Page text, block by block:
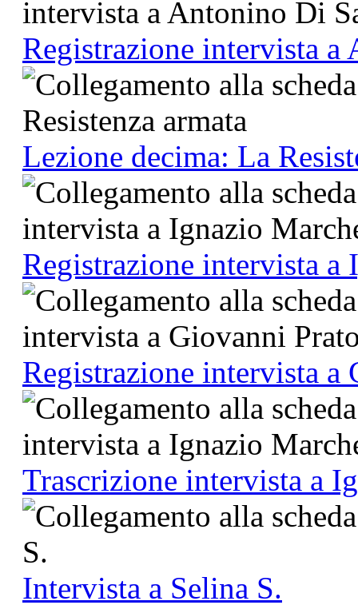
Registrazione intervista
Lezione decima: La
Registrazione intervista a
Registrazione intervista a
Trascrizione intervista a
Intervista a Selina S.